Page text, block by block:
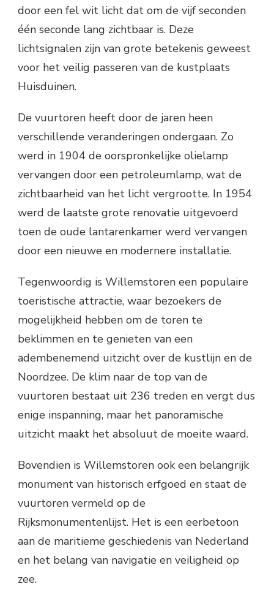
door een fel wit licht dat om de vijf seconden
één seconde lang zichtbaar is. Deze
lichtsignalen zijn van grote betekenis geweest
voor het veilig passeren van de kustplaats
Huisduinen.
De vuurtoren heeft door de jaren heen
verschillende veranderingen ondergaan. Zo
werd in 1904 de oorspronkelijke olielamp
vervangen door een petroleumlamp, wat de
zichtbaarheid van het licht vergrootte. In 1954
werd de laatste grote renovatie uitgevoerd
toen de oude lantarenkamer werd vervangen
door een nieuwe en modernere installatie.
Tegenwoordig is Willemstoren een populaire
toeristische attractie, waar bezoekers de
mogelijkheid hebben om de toren te
beklimmen en te genieten van een
adembenemend uitzicht over de kustlijn en de
Noordzee. De klim naar de top van de
vuurtoren bestaat uit 236 treden en vergt dus
enige inspanning, maar het panoramische
uitzicht maakt het absoluut de moeite waard.
Bovendien is Willemstoren ook een belangrijk
monument van historisch erfgoed en staat de
vuurtoren vermeld op de
Rijksmonumentenlijst. Het is een eerbetoon
aan de maritieme geschiedenis van Nederland
en het belang van navigatie en veiligheid op
zee.